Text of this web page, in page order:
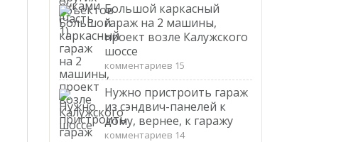
Большой каркасный
гараж на 2 машины,
проект возле Калужского
шоссе
комментариев 15
Нужно пристроить гараж
из сэндвич-панелей к
дому, вернее, к гаражу
комментариев 14